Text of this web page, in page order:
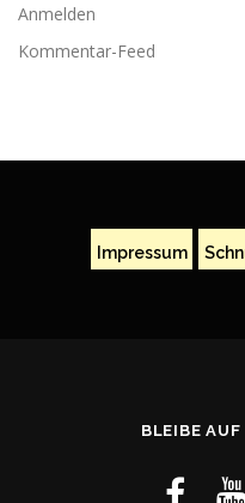
Anmelden
Kommentar-Feed
Impressum
BLEIBE